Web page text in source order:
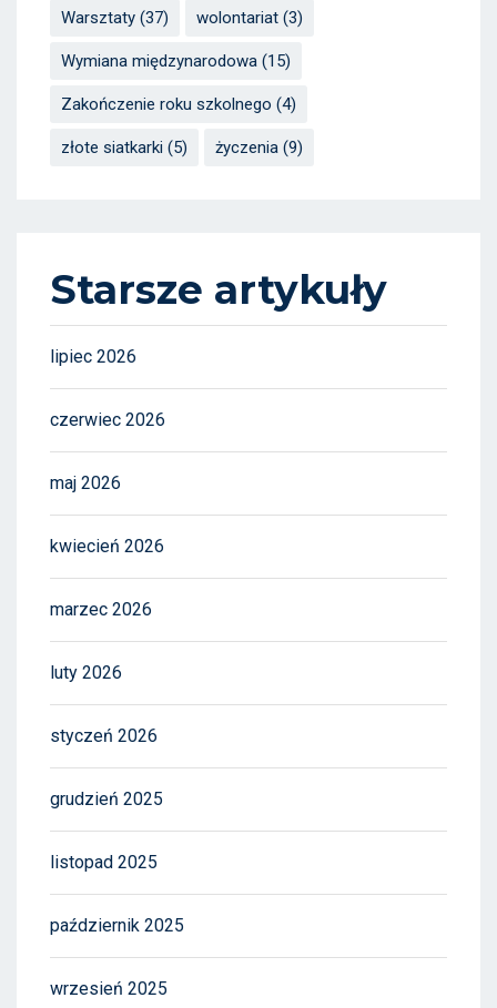
Warsztaty (37) wolontariat (3)
Wymiana międzynarodowa (15)
Zakończenie roku szkolnego (4)
złote siatkarki (5) życzenia (9)
Starsze artykuły
lipiec 2026
czerwiec 2026
maj 2026
kwiecień 2026
marzec 2026
luty 2026
styczeń 2026
grudzień 2025
listopad 2025
październik 2025
wrzesień 2025